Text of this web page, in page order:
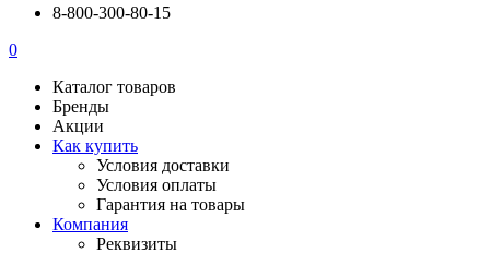
8-800-300-80-15
0
Каталог товаров
Бренды
Акции
Как купить
Условия доставки
Условия оплаты
Гарантия на товары
Компания
Реквизиты